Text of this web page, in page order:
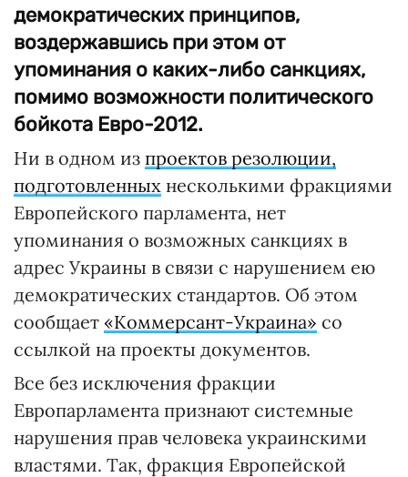
демократических принципов,
воздержавшись при этом от
упоминания о каких-либо санкциях,
помимо возможности политического
бойкота Евро-2012.
Ни в одном из проектов резолюции,
подготовленных несколькими фракциями
Европейского парламента, нет
упоминания о возможных санкциях в
адрес Украины в связи с нарушением ею
демократических стандартов. Об этом
сообщает «Коммерсант-Украина» со
ссылкой на проекты документов.
Все без исключения фракции
Европарламента признают системные
нарушения прав человека украинскими
властями. Так, фракция Европейской